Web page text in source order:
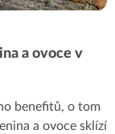
a ovoce v
benefitů, o tom
a ovoce sklízí